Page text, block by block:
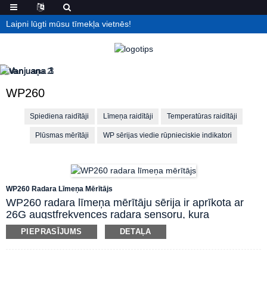
Laipni lūgti mūsu tīmekļa vietnēs!
WP260
Spiediena raidītāji Līmeņa raidītāji Temperatūras raidītāji
Plūsmas mērītāji WP sērijas viedie rūpnieciskie indikatori
WP260 Radara Līmeņa Mērītājs
WP260 radara līmeņa mērītāju sērija ir aprīkota ar
26G augstfrekvences radara sensoru, kura
maksimālais mērīšanas diapazons var sasniegt pat
60 metrus. Antena ir optimizēta mikroviļņu
PIEPRASĪJUMS DETAĻA